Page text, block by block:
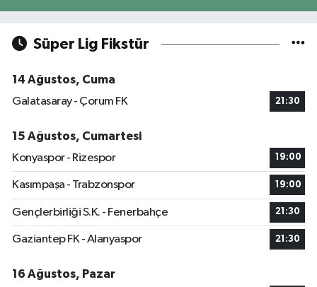
Süper Lig Fikstür
14 Ağustos, Cuma
Galatasaray - Çorum FK
21:30
15 Ağustos, Cumartesi
Konyaspor - Rizespor
19:00
Kasımpaşa - Trabzonspor 19:00
Gençlerbirliği S.K. - Fenerbahçe 21:30
Gaziantep FK - Alanyaspor 21:30
16 Ağustos, Pazar